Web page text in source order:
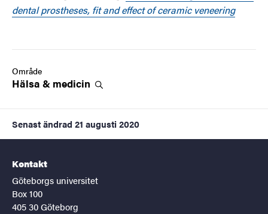
dental prostheses, fit and effect of ceramic veneering
Område
Hälsa & medicin
Senast ändrad 21 augusti 2020
Kontakt
Göteborgs universitet
Box 100
405 30 Göteborg